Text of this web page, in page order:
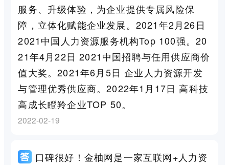
服务、升级体验，为企业提供专属风险保
障，立体化赋能企业发展。2021年2月26日
2021中国人力资源服务机构Top 100强。20
21年4月22日 2021中国招聘与任用供应商价
值大奖。2021年6月5日 企业人力资源开发
与管理优秀供应商。2022年1月17日 高科技
高成长瞪羚企业TOP 50。
2022-02-19
口碑很好！金柚网是一家互联网+人力资